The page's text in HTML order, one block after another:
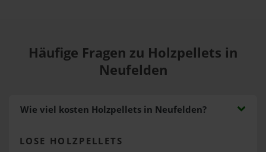
Häufige Fragen zu Holzpellets in
Neufelden
Wie viel kosten Holzpellets in Neufelden?
LOSE HOLZPELLETS